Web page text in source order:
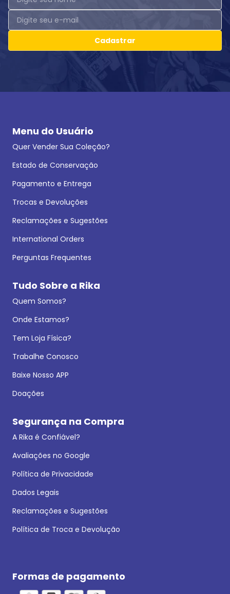
Cadastrar
Menu do Usuário
Quer Vender Sua Coleção?
Estado de Conservação
Pagamento e Entrega
Trocas e Devoluções
Reclamações e Sugestões
International Orders
Perguntas Frequentes
Tudo Sobre a Rika
Quem Somos?
Onde Estamos?
Tem Loja Física?
Trabalhe Conosco
Baixe Nosso APP
Doações
Segurança na Compra
A Rika é Confiável?
Avaliações no Google
Política de Privacidade
Dados Legais
Reclamações e Sugestões
Política de Troca e Devolução
Formas de pagamento